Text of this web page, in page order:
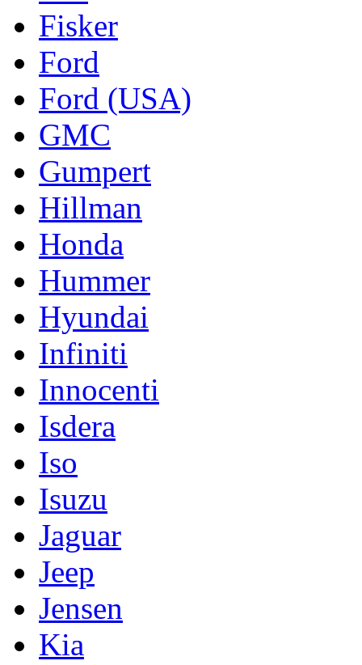
Fisker
Ford
Ford (USA)
GMC
Gumpert
Hillman
Honda
Hummer
Hyundai
Infiniti
Innocenti
Isdera
Iso
Isuzu
Jaguar
Jeep
Jensen
Kia